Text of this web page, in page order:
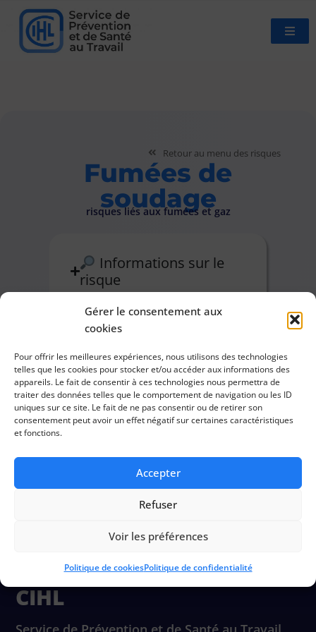
Gérer le consentement aux
cookies
Pour offrir les meilleures expériences, nous utilisons des technologies
telles que les cookies pour stocker et/ou accéder aux informations des
appareils. Le fait de consentir à ces technologies nous permettra de
traiter des données telles que le comportement de navigation ou les ID
uniques sur ce site. Le fait de ne pas consentir ou de retirer son
consentement peut avoir un effet négatif sur certaines caractéristiques
et fonctions.
Accepter
Refuser
Voir les préférences
Politique de cookiesPolitique de confidentialité
Retour au menu des risques
Fumées de
soudage
risques liés aux fumées et gaz
Informations sur le
risque
Documentation
CIHL